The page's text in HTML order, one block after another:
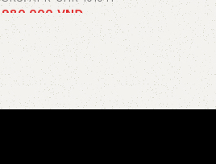
980.000VNĐ
Thêm vào giỏ hàng